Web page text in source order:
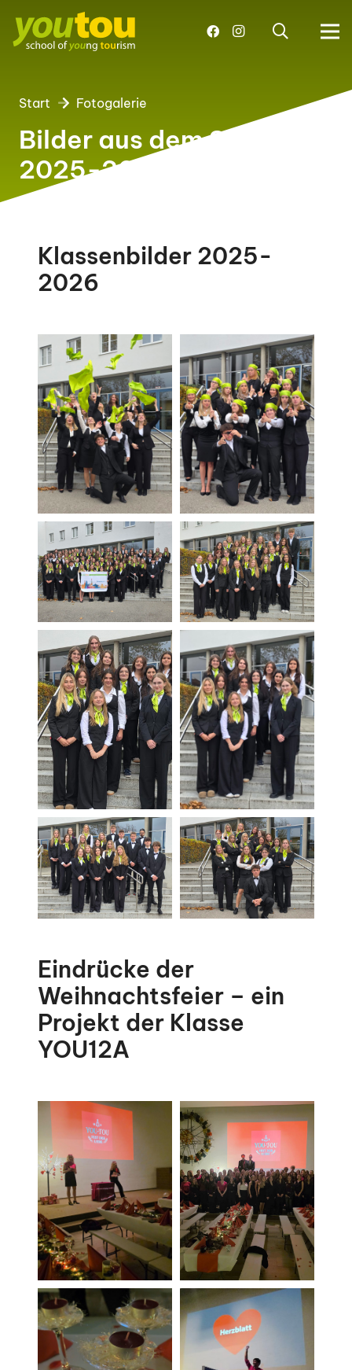
Start Fotogalerie
Bilder aus dem Schuljahr
2025-2026
Klassenbilder 2025-
2026
Eindrücke der
Weihnachtsfeier – ein
Projekt der Klasse
YOU12A